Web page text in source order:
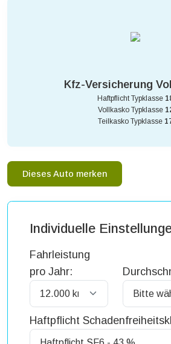
Kfz-Versicherung
Haftpflicht Typklasse
Vollkasko Typklasse
Teilkasko Typklasse
Dieses Auto merken
Individuelle
Fahrleistung
pro Jahr:
Haftpflicht